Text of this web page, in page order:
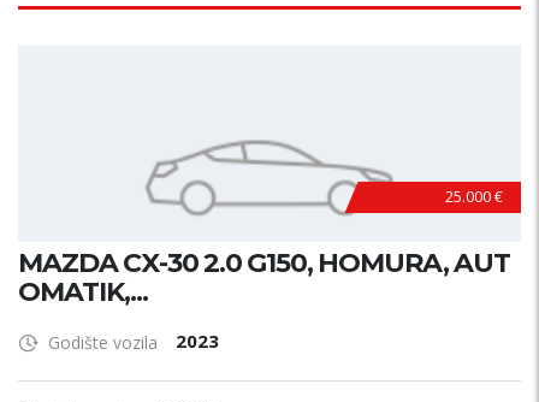
25.000 €
MAZDA CX-30 2.0 G150, HOMURA, AUT
OMATIK,...
Godište vozila 2023